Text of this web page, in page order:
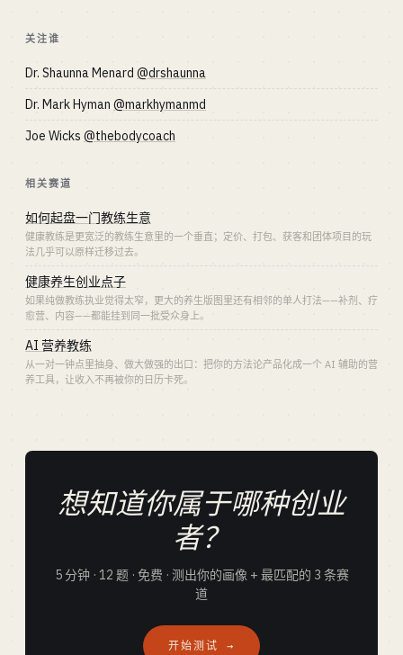
关注谁
Dr. Shaunna Menard @drshaunna
Dr. Mark Hyman @markhymanmd
Joe Wicks @thebodycoach
相关赛道
如何起盘一门教练生意
健康教练是更宽泛的教练生意里的一个垂直；定价、打包、获客和团体项目的玩
法几乎可以原样迁移过去。
健康养生创业点子
如果纯做教练执业觉得太窄，更大的养生版图里还有相邻的单人打法——补剂、疗
愈营、内容——都能挂到同一批受众身上。
AI 营养教练
从一对一钟点里抽身、做大做强的出口：把你的方法论产品化成一个 AI 辅助的营
养工具，让收入不再被你的日历卡死。
想知道你属于哪种创业
者？
5 分钟 · 12 题 · 免费 · 测出你的画像 + 最匹配的 3 条赛
道
开始测试 →